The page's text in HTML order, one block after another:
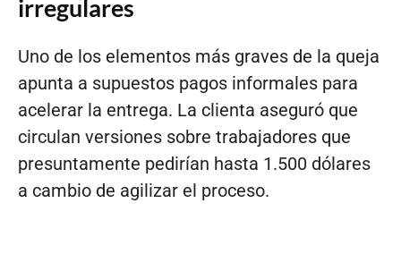
irregulares
Uno de los elementos más graves de la queja
apunta a supuestos pagos informales para
acelerar la entrega. La clienta aseguró que
circulan versiones sobre trabajadores que
presuntamente pedirían hasta 1.500 dólares
a cambio de agilizar el proceso.